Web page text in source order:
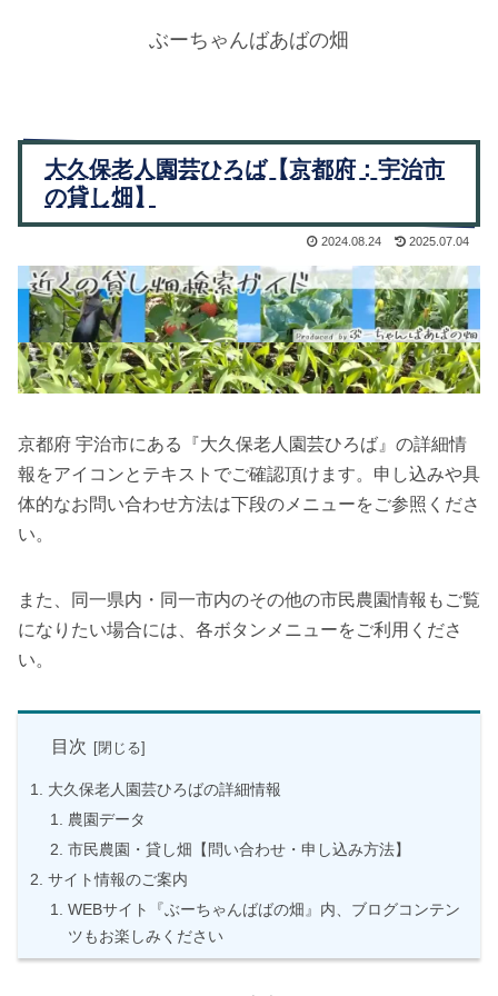
ぶーちゃんばあばの畑
大久保老人園芸ひろば【京都府：宇治市
の貸し畑】
2024.08.24 2025.07.04
京都府 宇治市にある『大久保老人園芸ひろば』の詳細情
報をアイコンとテキストでご確認頂けます。申し込みや具
体的なお問い合わせ方法は下段のメニューをご参照くださ
い。
また、同一県内・同一市内のその他の市民農園情報もご覧
になりたい場合には、各ボタンメニューをご利用くださ
い。
目次
大久保老人園芸ひろばの詳細情報
農園データ
市民農園・貸し畑【問い合わせ・申し込み方法】
サイト情報のご案内
WEBサイト『ぶーちゃんばばの畑』内、ブログコンテン
ツもお楽しみください